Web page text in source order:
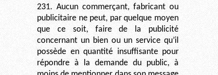
231. Aucun commerçant, fabricant ou
publicitaire ne peut, par quelque moyen
que ce soit, faire de la publicité
concernant un bien ou un service qu’il
possède en quantité insuffisante pour
répondre à la demande du public, à